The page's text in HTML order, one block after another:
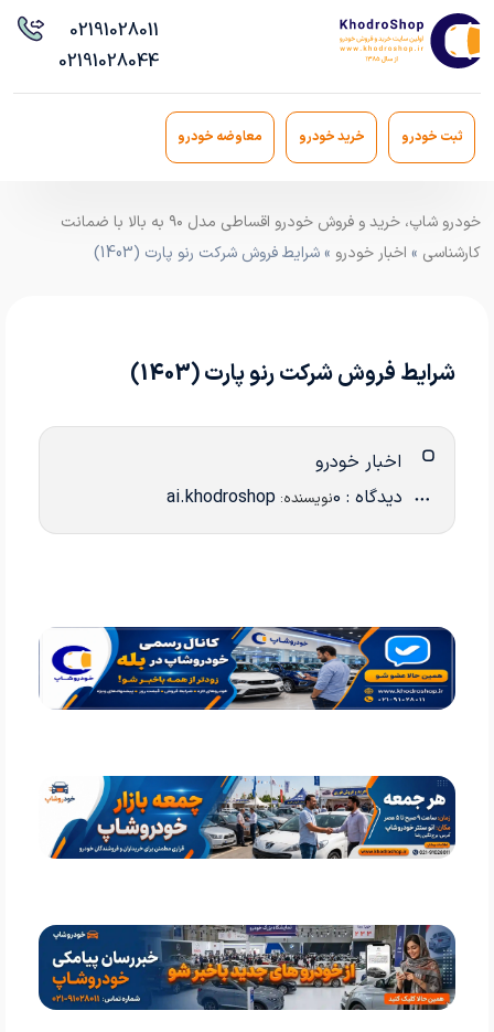
02191028011
02191028044
ثبت خودرو خرید خودرو معاوضه خودرو
خودرو شاپ، خرید و فروش خودرو اقساطی مدل ۹۰ به بالا با ضمانت
کارشناسی » اخبار خودرو » شرایط فروش شرکت رنو پارت (1403)
شرایط فروش شرکت رنو پارت (1403)
اخبار خودرو
دیدگاه : 0 نویسنده: ai.khodroshop